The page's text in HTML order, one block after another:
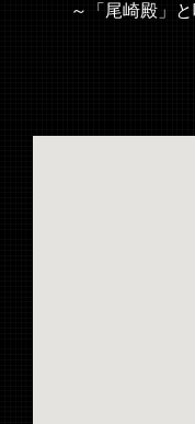
～「尾崎殿」